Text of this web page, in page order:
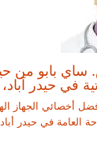
ساي بابو من
في حيدر آباد،
أخصائي الجهاز
في حيدر أباد ٢٠٢٦